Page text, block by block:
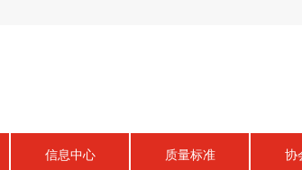
信息中心 质量标准 协